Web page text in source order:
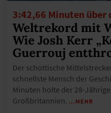
3:42,66 Minuten über
Weltrekord mit
Wie Josh Kerr
Guerrouj
Der schottische
schnellste Mensch der
Minuten holte der 28-
Großbritannien. …MEHR